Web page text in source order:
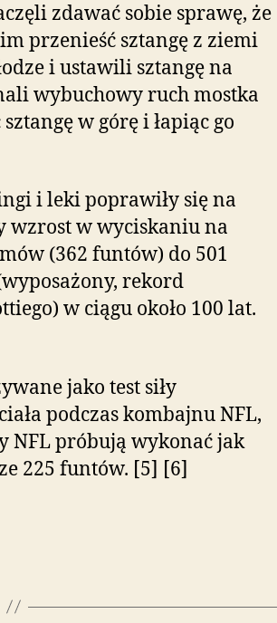
zdawać sobie sprawę, że
przenieść sztangę z ziemi
i ustawili sztangę na
wybuchowy ruch mostka
w górę i łapiąc go
i leki poprawiły się na
wzrost w wyciskaniu na
(362 funtów) do 501
rekord
w ciągu około 100 lat.
jako test siły
podczas kombajnu NFL,
NFL próbują wykonać jak
225 funtów. [5] [6]